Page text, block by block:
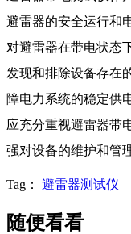
避雷器的安全运行和
对避雷器在带电状态
发现和排除设备存在
障电力系统的稳定供
应充分重视避雷器带
强对设备的维护和管
Tag： 避雷器测试仪
随便看看